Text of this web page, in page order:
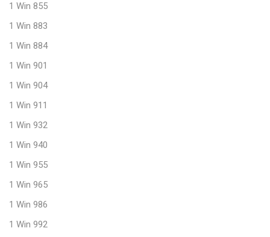
1 Win 855
1 Win 883
1 Win 884
1 Win 901
1 Win 904
1 Win 911
1 Win 932
1 Win 940
1 Win 955
1 Win 965
1 Win 986
1 Win 992